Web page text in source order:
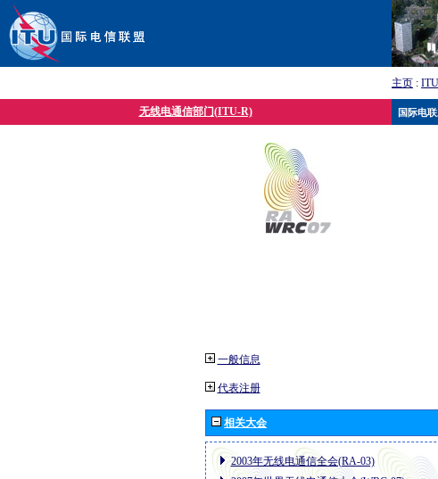
主页 :
无线电通信部门(ITU-R)
一般信息
代表注册
相关大会
2003年无线电通信全会(RA-03)
国际电